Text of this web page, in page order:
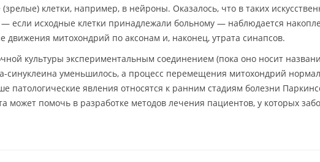
клетки, например, в нейроны. Оказалось, что в таких
если исходные клетки принадлежали больному — наблюдается
движения митохондрий по аксонам и, наконец, утрата синапсов.
культуры экспериментальным соединением (пока оно носит
синуклеина уменьшилось, а процесс перемещения митохондрий
патологические явления относятся к ранним стадиям болезни
может помочь в разработке методов лечения пациентов, у которых